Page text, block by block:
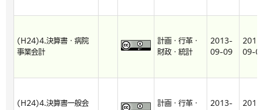
(H24)4.決算書・病院
事業会計
計画・行革・
財政・統計
2013-
09-09
09-
(H24)4.決算書一般会
計画・行革・
2013-